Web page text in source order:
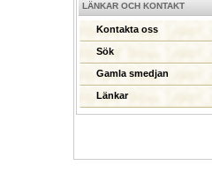
LÄNKAR OCH KONTAKT
Kontakta oss
Sök
Gamla smedjan
Länkar